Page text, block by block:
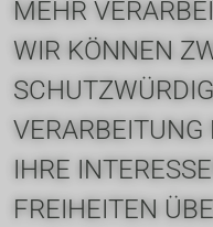
MEHR
WIR KÖNNEN
IHRE
FREIHEITEN